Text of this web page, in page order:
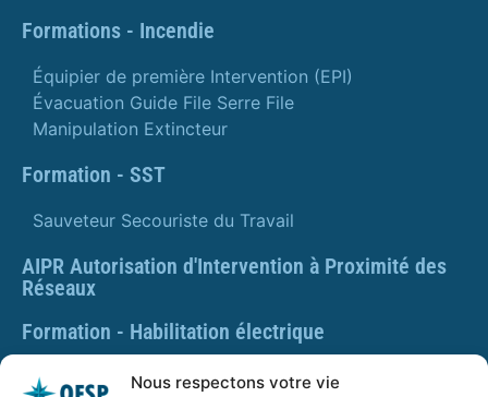
Nous respectons votre vie
Formations - Incendie
Équipier de première Intervention (EPI)
Évacuation Guide File Serre File
Manipulation Extincteur
Formation - SST
Sauveteur Secouriste du Travail
AIPR Autorisation d'Intervention à Proximité des
Réseaux
Formation - Habilitation électrique
Formation - Gestes et postures